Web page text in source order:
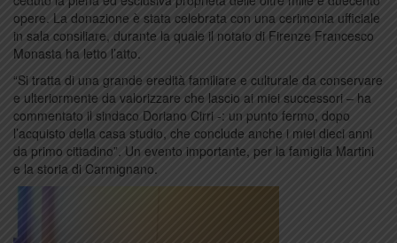
opere. La donazione è stata celebrata con una cerimonia ufficiale
in sala consiliare, durante la quale il notaio di Firenze Francesco
Monasta ha letto l’atto.
“Si tratta di una grande eredità familiare e culturale da conservare
e ulteriormente da valorizzare che lascio ai miei successori – ha
commentato il sindaco Doriano Cirri -: un punto fermo, dopo
l’acquisto della casa studio, che conclude anche i miei dieci anni
da primo cittadino”. Un evento importante, per la famiglia Martini
e la storia di Carmignano.